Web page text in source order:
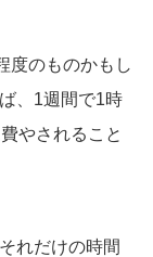
度のものかもし
、1週間で1時
やされること
れだけの時間